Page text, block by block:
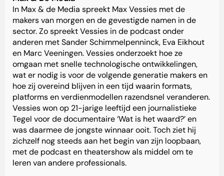
In Max & de Media spreekt Max Vessies met de
makers van morgen en de gevestigde namen in de
sector. Zo spreekt Vessies in de podcast onder
anderen met Sander Schimmelpenninck, Eva Eikhout
en Marc Veeningen. Vessies onderzoekt hoe ze
omgaan met snelle technologische ontwikkelingen,
wat er nodig is voor de volgende generatie makers en
hoe zij overeind blijven in een tijd waarin formats,
platforms en verdienmodellen razendsnel veranderen.
Vessies won op 21-jarige leeftijd een journalistieke
Tegel voor de documentaire ‘Wat is het waard?’ en
was daarmee de jongste winnaar ooit. Toch ziet hij
zichzelf nog steeds aan het begin van zijn loopbaan,
met de podcast en theatershow als middel om te
leren van andere professionals.